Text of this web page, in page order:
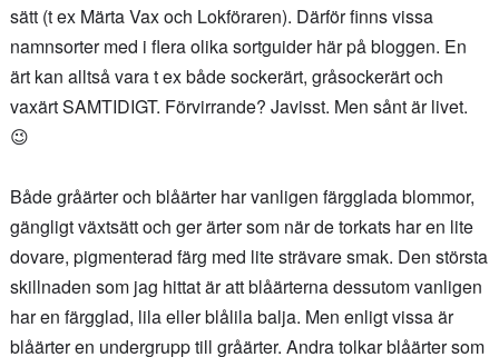
sätt (t ex Märta Vax och Lokföraren). Därför finns vissa
namnsorter med i flera olika sortguider här på bloggen. En
ärt kan alltså vara t ex både sockerärt, gråsockerärt och
vaxärt SAMTIDIGT. Förvirrande? Javisst. Men sånt är livet.
😉
Både gråärter och blåärter har vanligen färgglada blommor,
gängligt växtsätt och ger ärter som när de torkats har en lite
dovare, pigmenterad färg med lite strävare smak. Den största
skillnaden som jag hittat är att blåärterna dessutom vanligen
har en färgglad, lila eller blålila balja. Men enligt vissa är
blåärter en undergrupp till gråärter. Andra tolkar blåärter som